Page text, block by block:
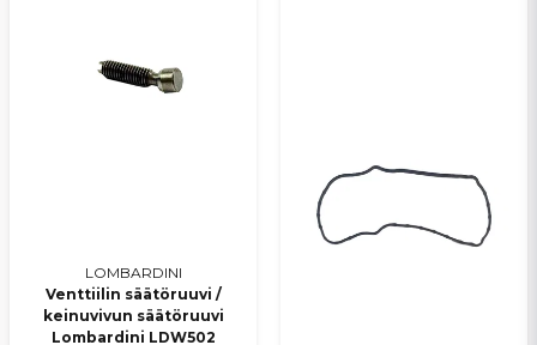
LOMBARDINI
Venttiilin säätöruuvi /
keinuvivun säätöruuvi
Lombardini LDW502